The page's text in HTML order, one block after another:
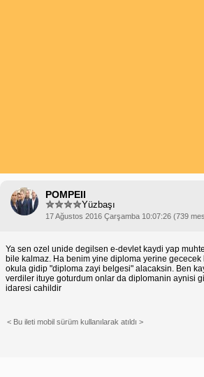
POMPEII
Yüzbaşı
17 Ağustos 2016 Çarşamba 10:07:26 (739
Ya sen ozel unide degilsen e-devlet kaydi yap
bile kalmaz. Ha benim yine diploma yerine
okula gidip "diploma zayi belgesi" alacaksin. Ben
verdiler ituye goturdum onlar da diplomanin aynisi
idaresi cahildir
< Bu ileti mobil sürüm kullanılarak atıldı >